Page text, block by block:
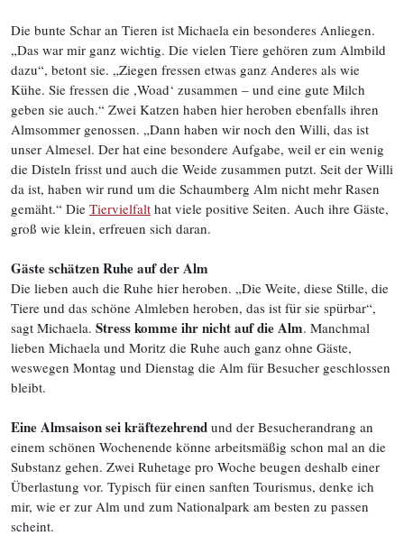
Die bunte Schar an Tieren ist Michaela ein besonderes Anliegen.
„Das war mir ganz wichtig. Die vielen Tiere gehören zum Almbild
dazu“, betont sie. „Ziegen fressen etwas ganz Anderes als wie
Kühe. Sie fressen die ,Woad‘ zusammen – und eine gute Milch
geben sie auch.“ Zwei Katzen haben hier heroben ebenfalls ihren
Almsommer genossen. „Dann haben wir noch den Willi, das ist
unser Almesel. Der hat eine besondere Aufgabe, weil er ein wenig
die Disteln frisst und auch die Weide zusammen putzt. Seit der Willi
da ist, haben wir rund um die Schaumberg Alm nicht mehr Rasen
gemäht.“ Die Tiervielfalt hat viele positive Seiten. Auch ihre Gäste,
groß wie klein, erfreuen sich daran.
Gäste schätzen Ruhe auf der Alm
Die lieben auch die Ruhe hier heroben. „Die Weite, diese Stille, die
Tiere und das schöne Almleben heroben, das ist für sie spürbar“,
sagt Michaela. Stress komme ihr nicht auf die Alm. Manchmal
lieben Michaela und Moritz die Ruhe auch ganz ohne Gäste,
weswegen Montag und Dienstag die Alm für Besucher geschlossen
bleibt.
Eine Almsaison sei kräftezehrend und der Besucherandrang an
einem schönen Wochenende könne arbeitsmäßig schon mal an die
Substanz gehen. Zwei Ruhetage pro Woche beugen deshalb einer
Überlastung vor. Typisch für einen sanften Tourismus, denke ich
mir, wie er zur Alm und zum Nationalpark am besten zu passen
scheint.